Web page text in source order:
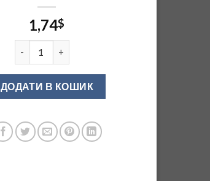
1,74$
ДОДАТИ В КОШИК